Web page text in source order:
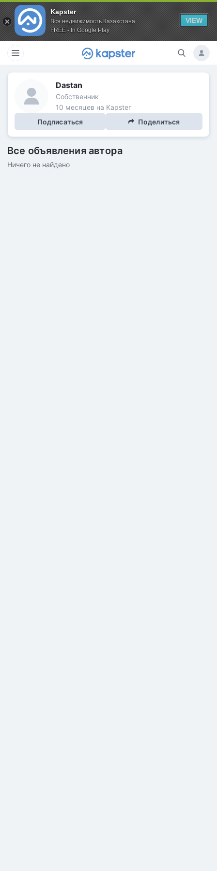
Kapster
Вся недвижимость Казахстана
FREE - In Google Play
VIEW
Dastan
Собственник
10 месяцев на Kapster
Подписаться
Поделиться
Все объявления автора
Ничего не найдено